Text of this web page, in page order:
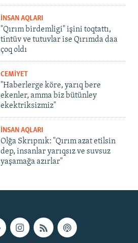
İNSAN AQLARI
"Qırım birdemligi" işini toqtattı,
tintüv ve tutuvlar ise Qırımda daa
çoq oldı
CEMİYET
"Haberlerge köre, yarıq bere
ekenler, amma biz bütünley
ekektriksizmiz"
İNSAN AQLARI
Olğa Skrıpnık: "Qırım azat etilsin
dep, insanlar yarıqsız ve suvsuz
yaşamağa azırlar"